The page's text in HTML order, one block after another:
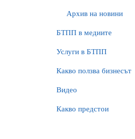
Архив на новини
БTПП в медиите
Услуги в БТПП
Какво ползва бизнесът
Видео
Какво предстои